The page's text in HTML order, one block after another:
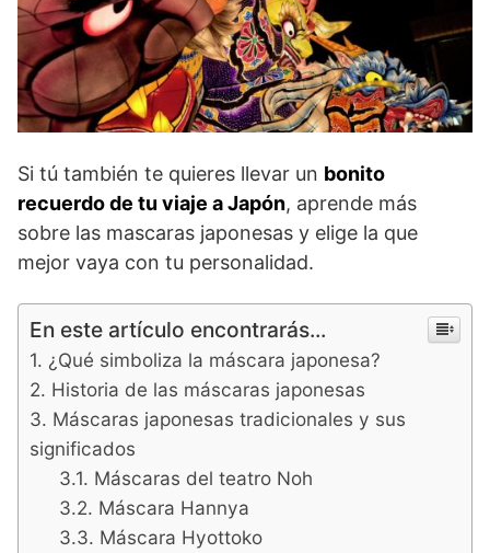
Si tú también te quieres llevar un bonito
recuerdo de tu viaje a Japón, aprende más
sobre las mascaras japonesas y elige la que
mejor vaya con tu personalidad.
En este artículo encontrarás...
¿Qué simboliza la máscara japonesa?
Historia de las máscaras japonesas
Máscaras japonesas tradicionales y sus
significados
Máscaras del teatro Noh
Máscara Hannya
Máscara Hyottoko